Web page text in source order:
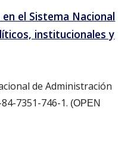
el Sistema Nacional
institucionales y
de Administración
7351-746-1. (OPEN